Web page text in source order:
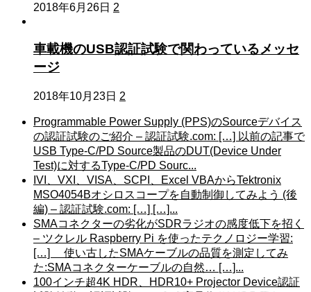
2018年6月26日 2
車載機のUSB認証試験で関わっているメッセ
ージ
2018年10月23日 2
Programmable Power Supply (PPS)のSourceデバイス
の認証試験のご紹介 – 認証試験.com: […] 以前の記事で
USB Type-C/PD Source製品のDUT(Device Under
Test)に対するType-C/PD Sourc...
IVI、VXI、VISA、SCPI、Excel VBAからTektronix
MSO4054Bオシロスコープを自動制御してみよう (後
編) – 認証試験.com: […] […]...
SMAコネクターの劣化がSDRラジオの感度低下を招く
– ツクレル Raspberry Pi を使ったテクノロジー学習:
[…] 使い古したSMAケーブルの品質を測定してみ
た:SMAコネクターケーブルの自然… […]...
100インチ超4K HDR、HDR10+ Projector Device認証